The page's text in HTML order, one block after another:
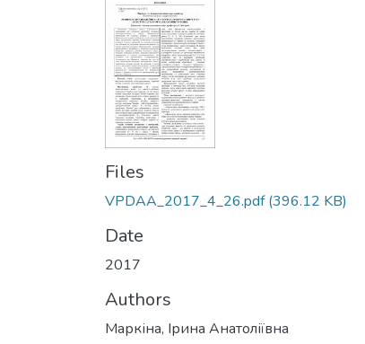
Files
VPDAA_2017_4_26.pdf(396.12 KB)
Date
2017
Authors
Маркіна, Ірина Анатоліївна